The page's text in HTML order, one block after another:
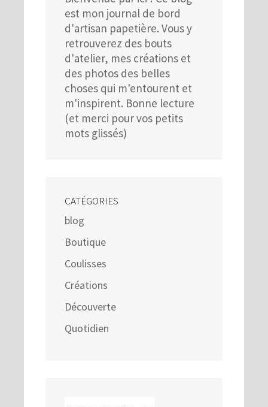
est mon journal de bord
d'artisan papetière. Vous y
retrouverez des bouts
d'atelier, mes créations et
des photos des belles
choses qui m'entourent et
m'inspirent. Bonne lecture
(et merci pour vos petits
mots glissés)
CATÉGORIES
blog
Boutique
Coulisses
Créations
Découverte
Quotidien